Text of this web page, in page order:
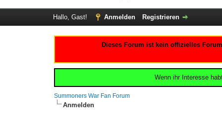
Hallo, Gast! Anmelden Registrieren
Dieses Forum ist kein offizielles
Wenn ihr Interesse
Summoners War Fan Forum
Anmelden